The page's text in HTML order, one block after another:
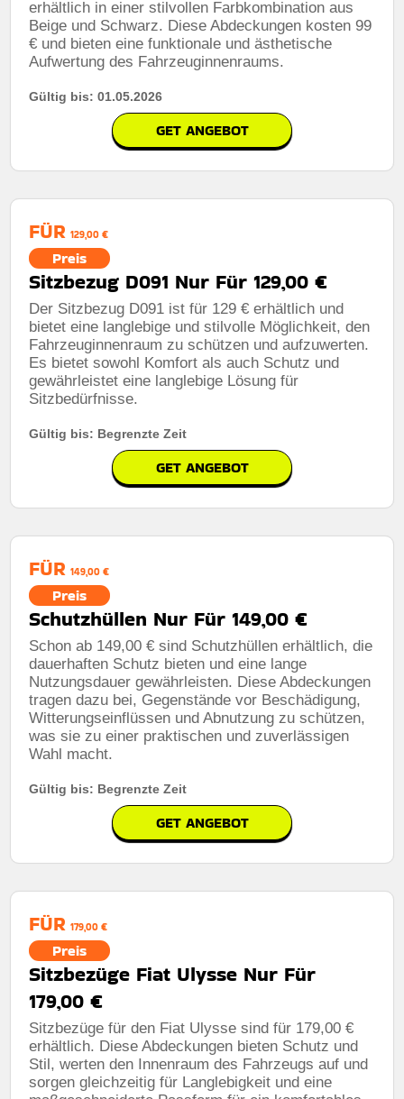
erhältlich in einer stilvollen Farbkombination aus
Beige und Schwarz. Diese Abdeckungen kosten 99
€ und bieten eine funktionale und ästhetische
Aufwertung des Fahrzeuginnenraums.
Gültig bis: 01.05.2026
GET ANGEBOT
FÜR 129,00 €
Preis
Sitzbezug D091 Nur Für 129,00 €
Der Sitzbezug D091 ist für 129 € erhältlich und
bietet eine langlebige und stilvolle Möglichkeit, den
Fahrzeuginnenraum zu schützen und aufzuwerten.
Es bietet sowohl Komfort als auch Schutz und
gewährleistet eine langlebige Lösung für
Sitzbedürfnisse.
Gültig bis: Begrenzte Zeit
GET ANGEBOT
FÜR 149,00 €
Preis
Schutzhüllen Nur Für 149,00 €
Schon ab 149,00 € sind Schutzhüllen erhältlich, die
dauerhaften Schutz bieten und eine lange
Nutzungsdauer gewährleisten. Diese Abdeckungen
tragen dazu bei, Gegenstände vor Beschädigung,
Witterungseinflüssen und Abnutzung zu schützen,
was sie zu einer praktischen und zuverlässigen
Wahl macht.
Gültig bis: Begrenzte Zeit
GET ANGEBOT
FÜR 179,00 €
Preis
Sitzbezüge Fiat Ulysse Nur Für
179,00 €
Sitzbezüge für den Fiat Ulysse sind für 179,00 €
erhältlich. Diese Abdeckungen bieten Schutz und
Stil, werten den Innenraum des Fahrzeugs auf und
sorgen gleichzeitig für Langlebigkeit und eine